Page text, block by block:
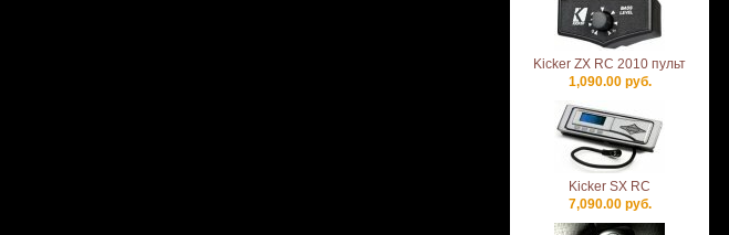
Kicker ZX RC 2010 пульт
1,090.00 руб.
Kicker SX RC
7,090.00 руб.